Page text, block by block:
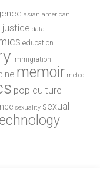
asian american
justice data
education
immigration
memoir metoo
pop culture
sexuality sexual